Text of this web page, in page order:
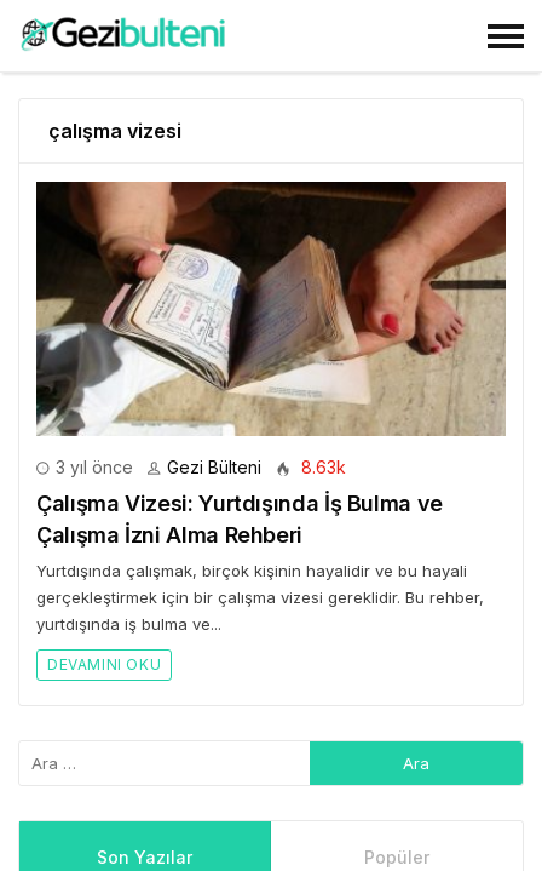
çalışma vizesi
3 yıl önce Gezi Bülteni 8.63k
Çalışma Vizesi: Yurtdışında İş Bulma ve
Çalışma İzni Alma Rehberi
Yurtdışında çalışmak, birçok kişinin hayalidir ve bu hayali
gerçekleştirmek için bir çalışma vizesi gereklidir. Bu rehber,
yurtdışında iş bulma ve...
DEVAMINI OKU
Son Yazılar Popüler